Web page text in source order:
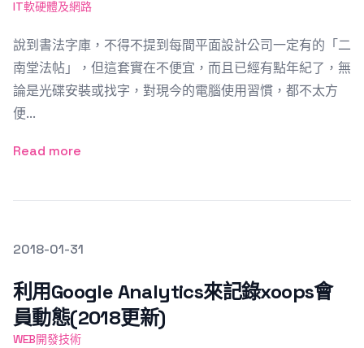
IT軟硬體及網路
說到書法字庫，不得不提到每間平面設計公司一定有的「二
南堂法帖」，但這套實在不便宜，而且已經有點年紀了，無
論是光碟安裝或找字，對現今的電腦使用習慣，都不太方
便...
Read more
發文於
2018-01-31
利用Google Analytics來記錄xoops會
員動態(2018更新)
WEB開發技術